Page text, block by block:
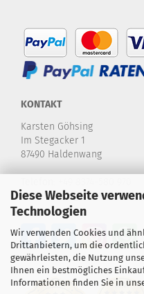
Diese Webseite
Technologien
Wir verwenden Cookies und
Drittanbietern, um die
gewährleisten, die Nutzung
Ihnen ein bestmögliches
Informationen finden Sie in
KONTAKT
Karsten Göhsing
Im Stegacker 1
87490 Haldenwang
E-Mail: